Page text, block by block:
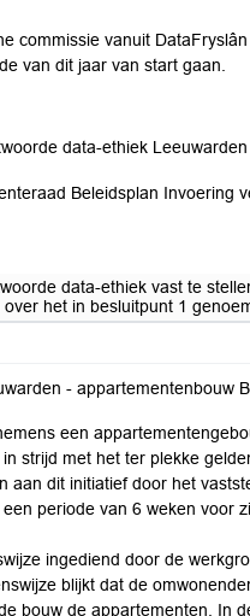
commissie vanuit
van dit jaar van start gaan.
data-ethiek
Beleidsplan Invoering
data-ethiek vast te
het in besluitpunt 1
- appartementenbouw
een
strijd met het ter plekke
aan dit initiatief door het
periode van 6 weken voor
ingediend door de
blijkt dat de
bouw de appartementen. In